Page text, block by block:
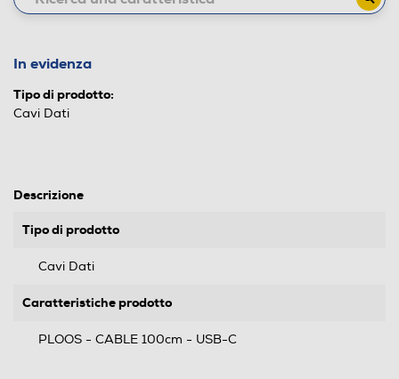
In evidenza
Tipo di prodotto:
Cavi Dati
Descrizione
Tipo di prodotto
Cavi Dati
Caratteristiche prodotto
PLOOS - CABLE 100cm - USB-C